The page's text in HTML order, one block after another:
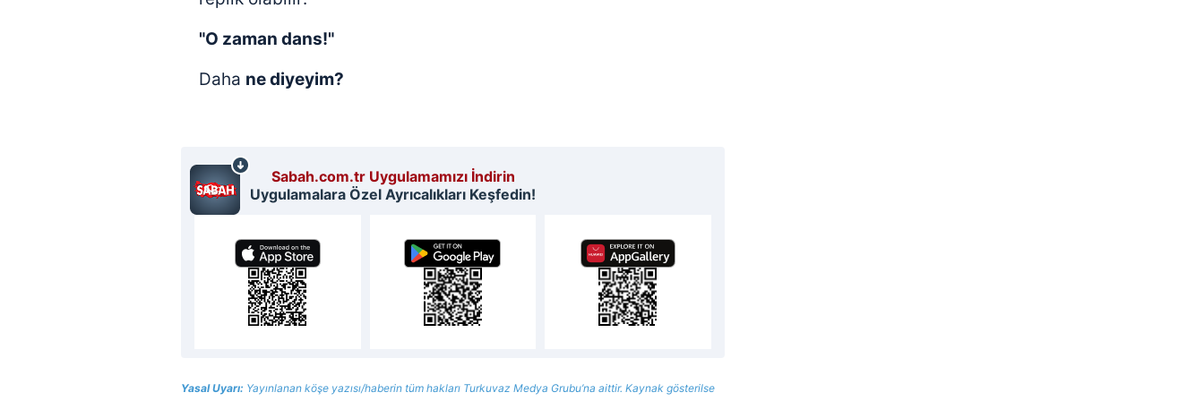
mevzuata uygun olarak kullanılan çerezlerle ilgili bilgi almak için lütfen
"O zaman dans!"
Daha ne diyeyim?
Sabah.com.tr Uygulamamızı İndirin
Uygulamalara Özel Ayrıcalıkları Keşfedin!
Yasal Uyarı: Yayınlanan köşe yazısı/haberin tüm hakları Turkuvaz Medya Grubu’na aittir. Kaynak gösterilse